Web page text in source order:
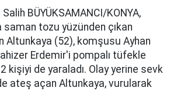
BÜYÜKSAMANCI/KONYA,
saman tozu yüzünden çıkan
Altunkaya (52), komşusu Ayhan
Erdemir'i pompalı tüfekle
kişiyi de yaraladı. Olay yerine sevk
ateş açan Altunkaya, vurularak